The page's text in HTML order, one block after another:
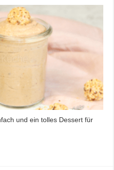
und ein tolles Dessert für